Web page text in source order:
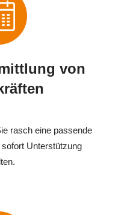
von
rasch eine passende
Unterstützung